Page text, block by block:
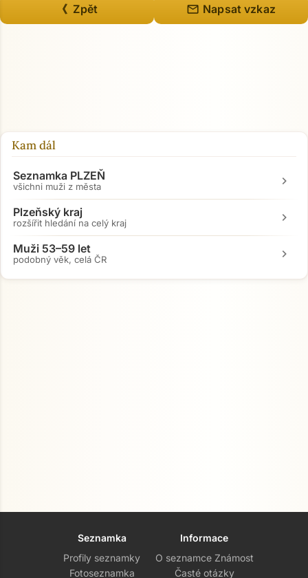
《 Zpět mail Napsat vzkaz
Kam dál
Seznamka PLZEŇ
všichni muži z města chevron_right
Plzeňský kraj
rozšířit hledání na celý kraj chevron_right
Muži 53–59 let
podobný věk, celá ČR chevron_right
Seznamka
Profily seznamky
Fotoseznamka
Informace
O seznamce Známost
Časté otázky